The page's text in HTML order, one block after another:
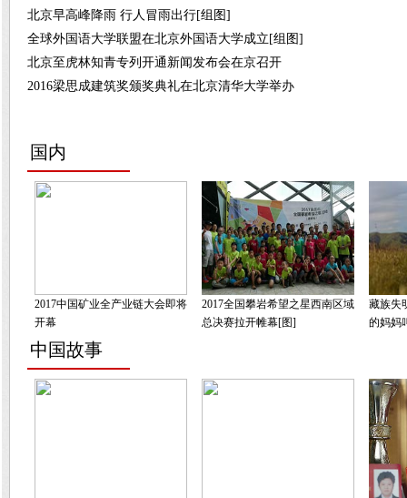
北京早高峰降雨 行人冒雨出行[组图]
全球外国语大学联盟在北京外国语大学成立[组图]
北京至虎林知青专列开通新闻发布会在京召开
2016梁思成建筑奖颁奖典礼在北京清华大学举办